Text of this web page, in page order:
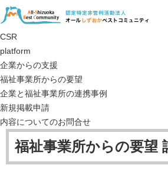
認
CSR
platform
企業からの支援
福祉事業所からの要望
企業と福祉事業所の連携事例
新規掲載申請
内容についてのお問合せ
福祉事業所からの要望